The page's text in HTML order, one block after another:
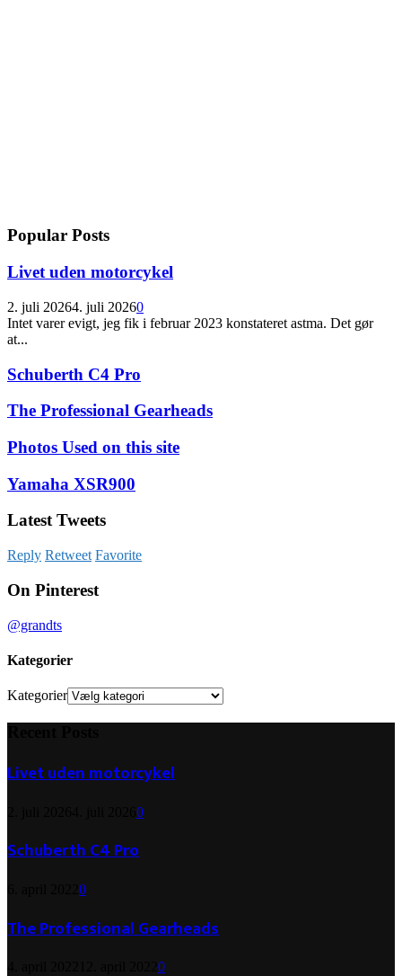
Popular Posts
Livet uden motorcykel
2. juli 20264. juli 20260
Intet varer evigt, jeg fik i februar 2023 konstateret astma. Det gør
at...
Schuberth C4 Pro
The Professional Gearheads
Photos Used on this site
Yamaha XSR900
Latest Tweets
Reply Retweet Favorite
On Pinterest
@grandts
Kategorier
Kategorier
Livet uden motorcykel
0
Schuberth C4 Pro
0
The Professional Gearheads
0